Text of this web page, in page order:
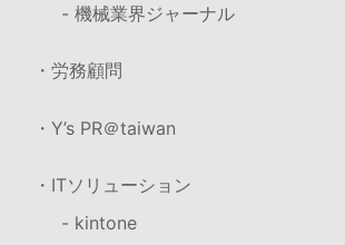
- 機械業界ジャーナル
・労務顧問
・Y’s PR＠taiwan
・ITソリューション
- kintone